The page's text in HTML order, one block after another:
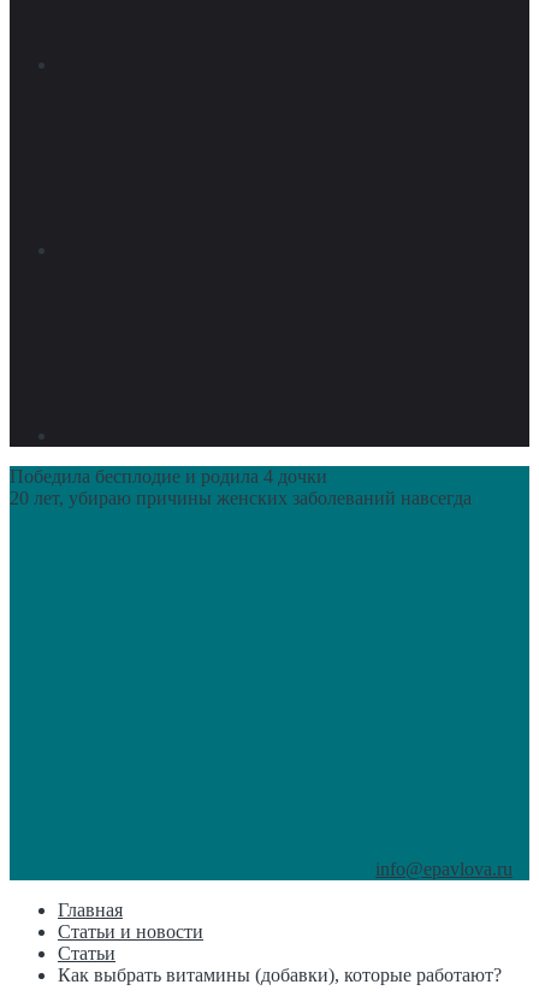
Победила бесплодие и родила 4 дочки
20 лет, убираю причины женских заболеваний навсегда
info@epavlova.ru
Главная
Статьи и новости
Статьи
Как выбрать витамины (добавки), которые работают?